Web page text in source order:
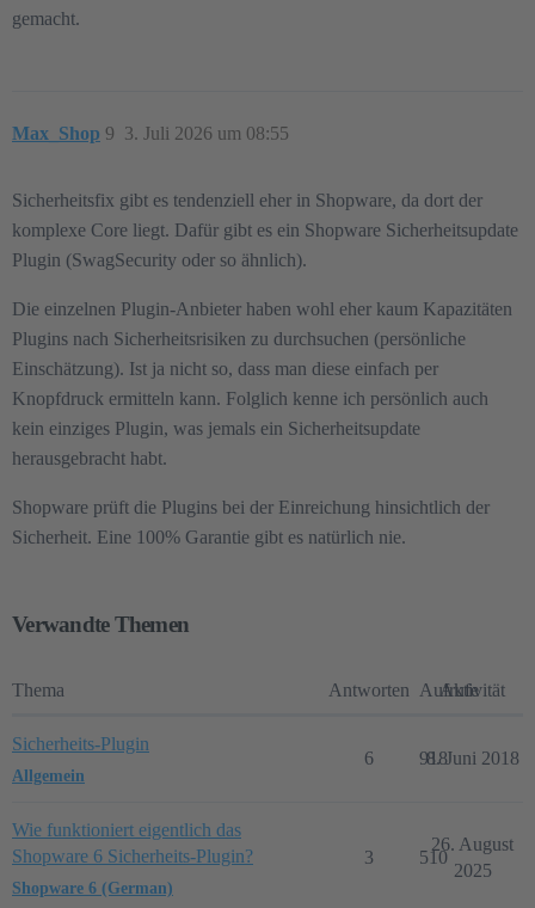
gemacht.
Max_Shop 3. Juli 2026 um 08:55
9
Sicherheitsfix gibt es tendenziell eher in Shopware, da dort der
komplexe Core liegt. Dafür gibt es ein Shopware Sicherheitsupdate
Plugin (SwagSecurity oder so ähnlich).
Die einzelnen Plugin-Anbieter haben wohl eher kaum Kapazitäten
Plugins nach Sicherheitsrisiken zu durchsuchen (persönliche
Einschätzung). Ist ja nicht so, dass man diese einfach per
Knopfdruck ermitteln kann. Folglich kenne ich persönlich auch
kein einziges Plugin, was jemals ein Sicherheitsupdate
herausgebracht habt.
Shopware prüft die Plugins bei der Einreichung hinsichtlich der
Sicherheit. Eine 100% Garantie gibt es natürlich nie.
Verwandte Themen
Thema Antworten Aufrufe
Aktivität
Sicherheits-Plugin
Allgemein
6 918
8. Juni 2018
Wie funktioniert eigentlich das
Shopware 6 Sicherheits-Plugin?
Shopware 6 (German)
3 510
26. August
2025